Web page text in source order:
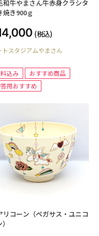
和牛やまさん牛赤身クラシタ
焼き900ｇ
(税込)
トスタジアムやまさん
込み
おすすめ商品
用おすすめ
リコーン（ペガサス・ユニコ